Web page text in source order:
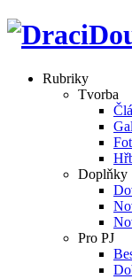
Rubriky
Tvorba
Doplňky
Pro PJ